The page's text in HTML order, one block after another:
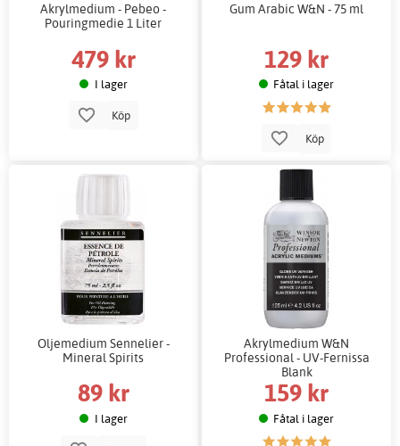
Akrylmedium - Pebeo -
Pouringmedie 1 Liter
479 kr
I lager
Köp
Gum Arabic W&N - 75 ml
129 kr
Fåtal i lager
Köp
Oljemedium Sennelier -
Mineral Spirits
89 kr
I lager
Akrylmedium W&N
Professional - UV-Fernissa
Blank
159 kr
Fåtal i lager